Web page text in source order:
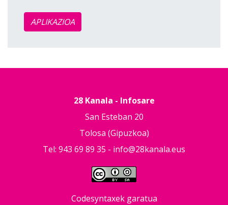
APLIKAZIOA
28 Kanala - Infosare
San Esteban 20
Tolosa (Gipuzkoa)
Tel: 943 69 89 35 - info@28kanala.eus
Codesyntaxek garatua